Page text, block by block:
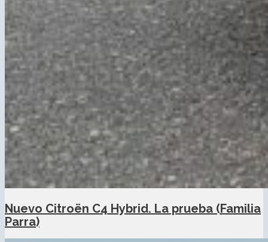
Nuevo Citroën C4 Hybrid. La prueba (Familia
Parra)